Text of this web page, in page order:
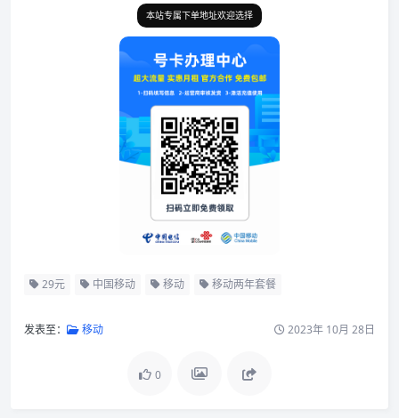
本站专属下单地址欢迎选择
29元 中国移动 移动 移动两年套餐
发表至： 移动 2023年 10月 28日
0